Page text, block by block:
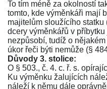
To tím méně za okolností
tomto, kde výměnkáři mají
majitelům sloužícího
dcery výměnkářů v
nezpůsobí, tudíž o
úkor řeči býti nemůže (§
Důvody 3. stolice:
O § 503., č. 4. c. ř. s.
Ku výměnku žalujících
náleží k němu dále